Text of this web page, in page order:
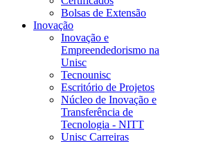
Bolsas de Extensão
Inovação
Inovação e
Empreendedorismo na
Unisc
Tecnounisc
Escritório de Projetos
Núcleo de Inovação e
Transferência de
Tecnologia - NITT
Unisc Carreiras